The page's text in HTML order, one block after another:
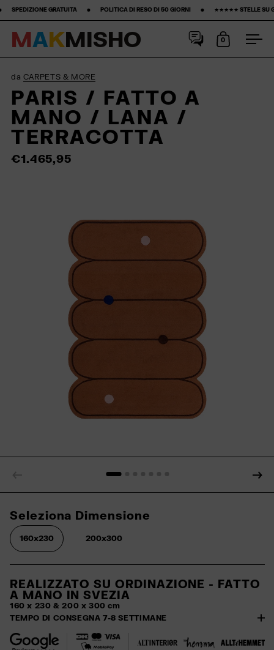
•‎ ‎ ‎ ‎ ‎ ‎ ‎ ‎ POLITICA DI RESO DI 50 GIORNI ‎ ‎ ‎ ‎ ‎ ‎ ‎ •‎ ‎ ‎ ‎ ‎ ‎ ‎ ‎ ★★★★★ STELLE SU GOOGLE ‎ ‎ ‎ ‎ ‎ ‎ ‎ •‎ ‎ ‎ ‎ ‎ ‎ ‎ ‎15%
MAKMISHO Apri
0
Apri
da CARPETS & MORE
PARIS / FATTO A
MANO / LANA /
TERRACOTTA
€1.465,95
Seleziona Dimensione
160x230 200x300
REALIZZATO SU ORDINAZIONE - FATTO
A MANO IN SVEZIA
160 x 230 & 200 x 300 cm
TEMPO DI CONSEGNA 7-8 SETTIMANE